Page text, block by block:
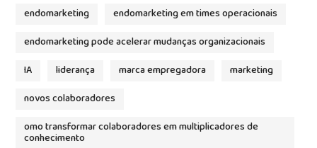
endomarketing
endomarketing em times operacionais
endomarketing pode acelerar mudanças organizacionais
IA
liderança marca empregadora
marketing
novos colaboradores
omo transformar colaboradores em multiplicadores de
conhecimento